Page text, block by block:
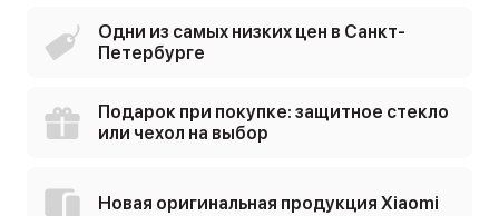
Одни из самых низких цен в Санкт-
Петербурге
Подарок при покупке: защитное стекло
или чехол на выбор
Новая оригинальная продукция Xiaomi